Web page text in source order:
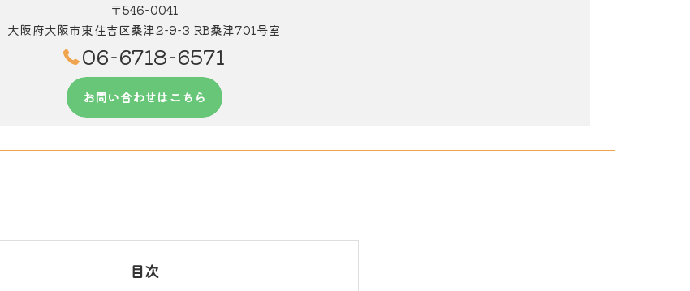
〒546-0041
大阪府大阪市東住吉区桑津2-9-3 RB桑津701号室
06-6718-6571
お問い合わせはこちら
目次